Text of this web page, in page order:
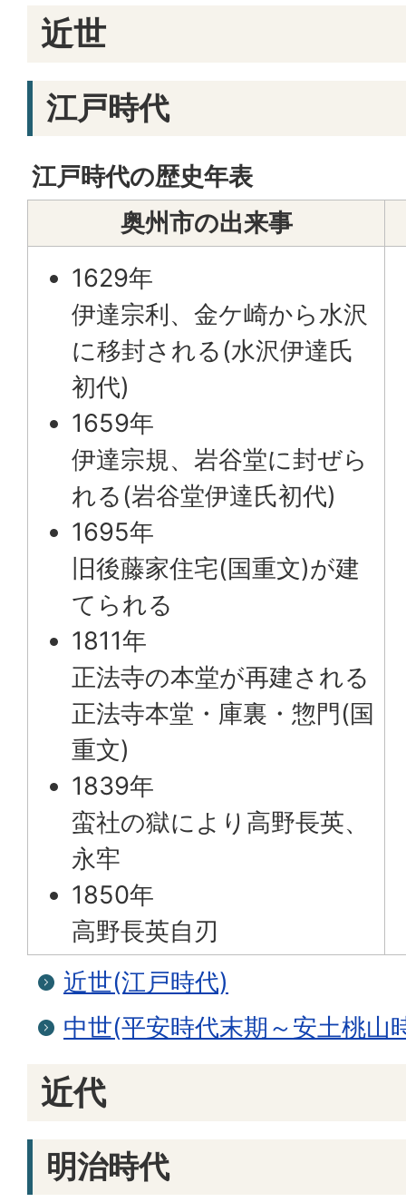
近世
江戸時代
江戸時代の歴史年表
奥州市の出来事
1629年
伊達宗利、金ケ崎から水沢
に移封される(水沢伊達氏
初代)
1659年
伊達宗規、岩谷堂に封ぜら
れる(岩谷堂伊達氏初代)
1695年
旧後藤家住宅(国重文)が建
てられる
1811年
正法寺の本堂が再建される
正法寺本堂・庫裏・惣門(国
重文)
1839年
蛮社の獄により高野長英、
永牢
1850年
高野長英自刃
近世(江戸時代)
中世(平安時代末期～安土桃山
近代
明治時代